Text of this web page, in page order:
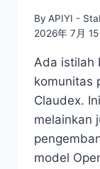
By APIYI -
2026年 7月 15
Ada istilah
komunitas
Claudex.
melainkan
model